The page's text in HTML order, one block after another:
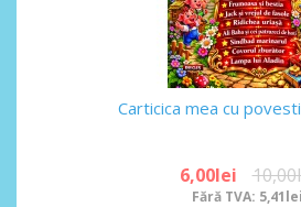
Carticica mea cu
6,00lei
Fără TVA: 5,41lei